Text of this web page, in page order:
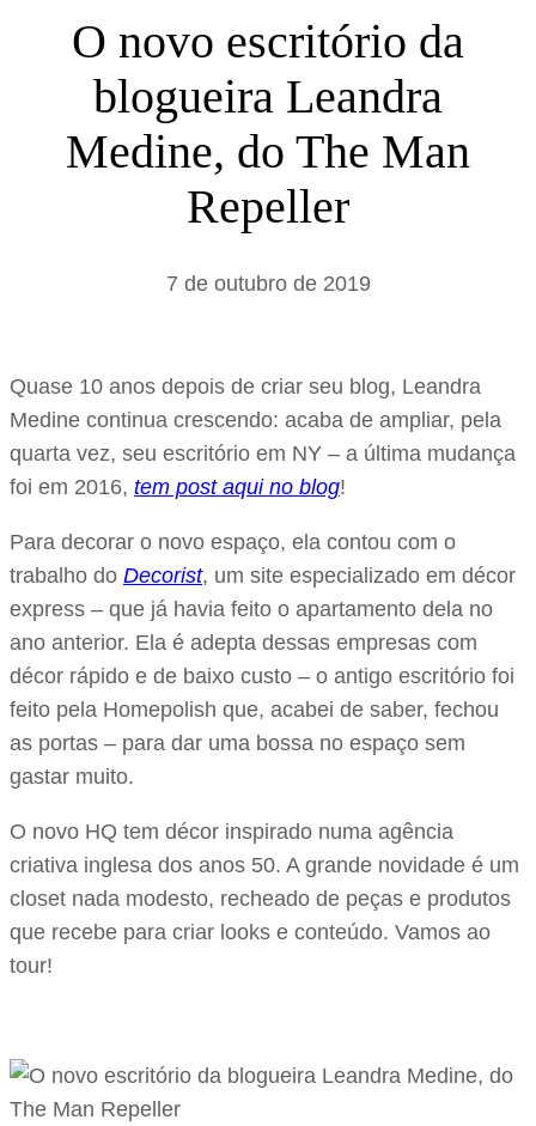
aO novo escritório da
blogueira Leandra
Medine, do The Man
Repeller
7 de outubro de 2019
Quase 10 anos depois de criar seu blog, Leandra
Medine continua crescendo: acaba de ampliar, pela
quarta vez, seu escritório em NY – a última mudança
foi em 2016, tem post aqui no blog!
Para decorar o novo espaço, ela contou com o
trabalho do Decorist, um site especializado em décor
express – que já havia feito o apartamento dela no
ano anterior. Ela é adepta dessas empresas com
décor rápido e de baixo custo – o antigo escritório foi
feito pela Homepolish que, acabei de saber, fechou
as portas – para dar uma bossa no espaço sem
gastar muito.
O novo HQ tem décor inspirado numa agência
criativa inglesa dos anos 50. A grande novidade é um
closet nada modesto, recheado de peças e produtos
que recebe para criar looks e conteúdo. Vamos ao
tour!